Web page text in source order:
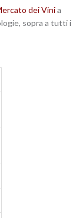
dei Vinia
sopra a tutti i